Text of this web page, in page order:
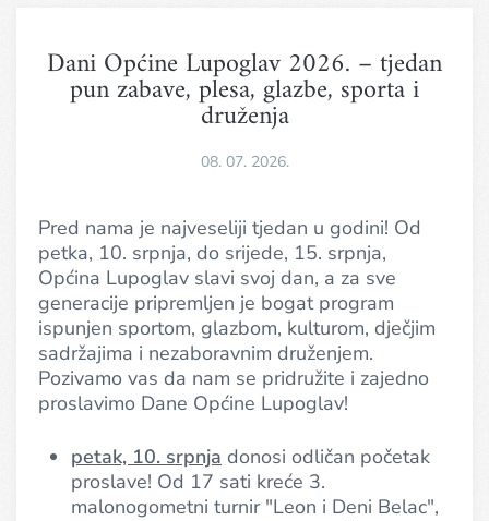
Dani Općine Lupoglav 2026. – tjedan
pun zabave, plesa, glazbe, sporta i
druženja
08. 07. 2026.
Pred nama je najveseliji tjedan u godini! Od
petka, 10. srpnja, do srijede, 15. srpnja,
Općina Lupoglav slavi svoj dan, a za sve
generacije pripremljen je bogat program
ispunjen sportom, glazbom, kulturom, dječjim
sadržajima i nezaboravnim druženjem.
Pozivamo vas da nam se pridružite i zajedno
proslavimo Dane Općine Lupoglav!
petak, 10. srpnja donosi odličan početak
proslave! Od 17 sati kreće 3.
malonogometni turnir "Leon i Deni Belac",